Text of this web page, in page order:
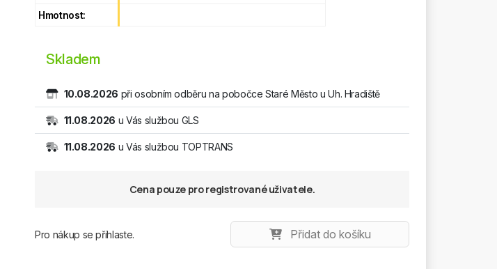
Hmotnost:
Skladem
10.08.2026 při osobním odběru na pobočce Staré Město u Uh. Hradiště
11.08.2026 u Vás službou GLS
11.08.2026 u Vás službou TOPTRANS
Cena pouze pro registrované uživatele.
Pro nákup se přihlaste. Přidat do košíku